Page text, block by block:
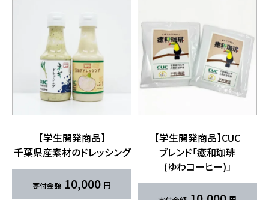
【学生開発商品】
千葉県産素材の​ドレッシング
10,000
【学生開発商品】CUC
ブレンド「癒和珈琲
(ゆわコーヒー)」